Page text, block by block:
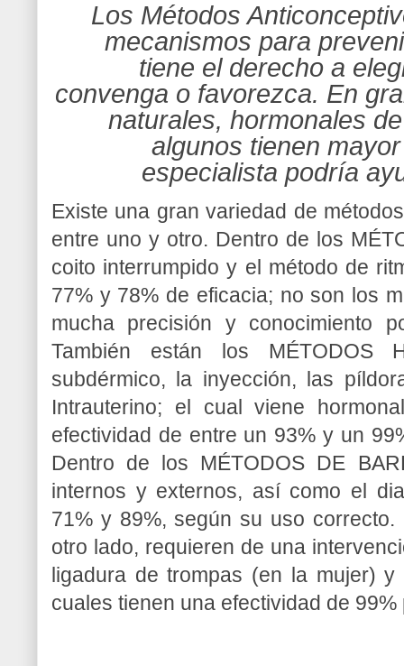
Los Métodos
mecanismos para
tiene el derecho a
convenga o favorezca. En
naturales, hormonales
algunos tienen
especialista podría
Existe una gran variedad de
entre uno y otro. Dentro de los
coito interrumpido y el método de
77% y 78% de eficacia; no son los
mucha precisión y conocimiento
También están los MÉTODOS
subdérmico, la inyección, las
Intrauterino; el cual viene
efectividad de entre un 93% y un
Dentro de los MÉTODOS DE
internos y externos, así como el
71% y 89%, según su uso correcto.
otro lado, requieren de una
ligadura de trompas (en la mujer)
cuales tienen una efectividad de